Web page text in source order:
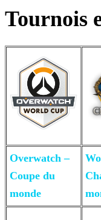
Tournois
Overwatch –
Coupe du
monde